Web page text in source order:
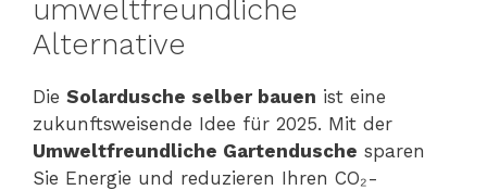
umweltfreundliche
Alternative
Die Solardusche selber bauen ist eine
zukunftsweisende Idee für 2025. Mit der
Umweltfreundliche Gartendusche sparen
Sie Energie und reduzieren Ihren CO₂-